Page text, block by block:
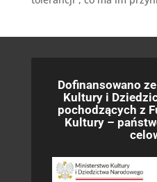
Dofinansowano
Kultury i
pochodzących z
Kultury –